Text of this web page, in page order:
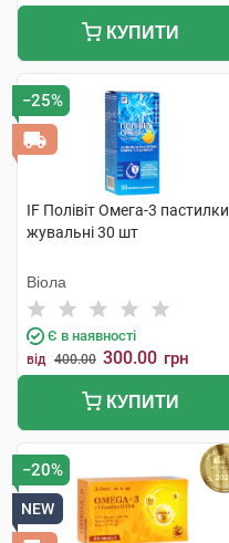
КУПИТИ
−25%
IF Полівіт Омега-3 пастилки
жувальні 30 шт
Віола
Є в наявності
від 400.00 300.00 грн
КУПИТИ
−20%
NEW